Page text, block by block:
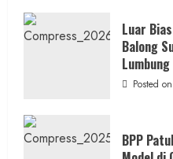
Kesejahteraan
PetaniLuar
Balong
Posted
BPP